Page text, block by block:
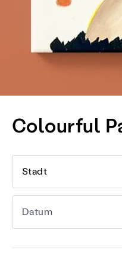
Colourful
Stadt
Datum